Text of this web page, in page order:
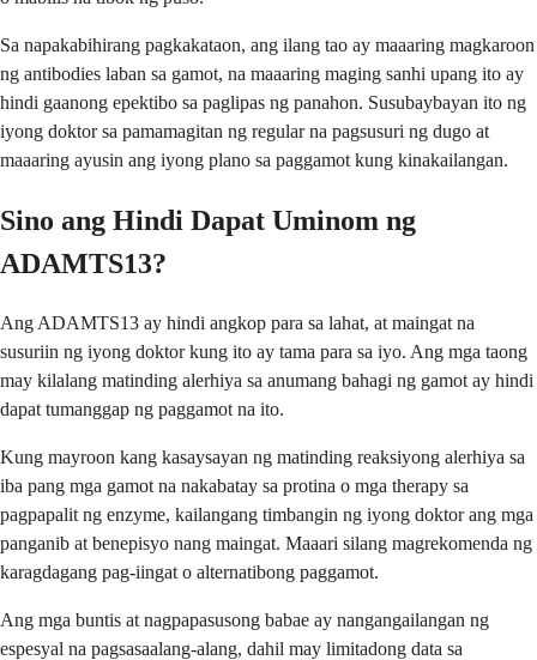
Sa napakabihirang pagkakataon, ang ilang tao ay maaaring magkaroon
ng antibodies laban sa gamot, na maaaring maging sanhi upang ito ay
hindi gaanong epektibo sa paglipas ng panahon. Susubaybayan ito ng
iyong doktor sa pamamagitan ng regular na pagsusuri ng dugo at
maaaring ayusin ang iyong plano sa paggamot kung kinakailangan.
Sino ang Hindi Dapat Uminom ng
ADAMTS13?
Ang ADAMTS13 ay hindi angkop para sa lahat, at maingat na
susuriin ng iyong doktor kung ito ay tama para sa iyo. Ang mga taong
may kilalang matinding alerhiya sa anumang bahagi ng gamot ay hindi
dapat tumanggap ng paggamot na ito.
Kung mayroon kang kasaysayan ng matinding reaksiyong alerhiya sa
iba pang mga gamot na nakabatay sa protina o mga therapy sa
pagpapalit ng enzyme, kailangang timbangin ng iyong doktor ang mga
panganib at benepisyo nang maingat. Maaari silang magrekomenda ng
karagdagang pag-iingat o alternatibong paggamot.
Ang mga buntis at nagpapasusong babae ay nangangailangan ng
espesyal na pagsasaalang-alang, dahil may limitadong data sa